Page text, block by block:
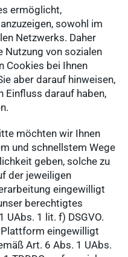
ermöglicht,
sowohl im
Netzwerks. Daher
Nutzung von sozialen
Cookies bei Ihnen
aber darauf hinweisen,
Einfluss darauf haben,
möchten wir Ihnen
und schnellstem Wege
geben, solche zu
der jeweiligen
eingewilligt
berechtigtes
UAbs. 1 lit. f) DSGVO.
eingewilligt
Art. 6 Abs. 1 UAbs.